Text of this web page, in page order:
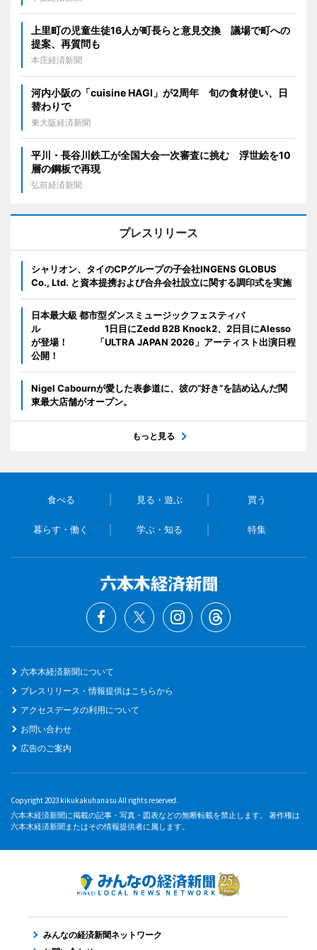
上里町の児童生徒16人が町長らと意見交換 議場で町への
提案、再質問も
本庄経済新聞
河内小阪の「cuisine HAGI」が2周年 旬の食材使い、日
替わりで
東大阪経済新聞
平川・長谷川鉄工が全国大会一次審査に挑む 浮世絵を10
層の鋼板で再現
弘前経済新聞
プレスリリース
シャリオン、タイのCPグループの子会社INGENS GLOBUS
Co., Ltd. と資本提携および合弁会社設立に関する調印式を実施
日本最大級 都市型ダンスミュージックフェスティバ
ル 1日目にZedd B2B Knock2、2日目にAlesso
が登場！ 「ULTRA JAPAN 2026」アーティスト出演日程
公開！
Nigel Cabournが愛した表参道に、彼の“好き”を詰め込んだ関
東最大店舗がオープン。
もっと見る
食べる 見る・遊ぶ 買う
暮らす・働く 学ぶ・知る 特集
六本木経済新聞について
プレスリリース・情報提供はこちらから
アクセスデータの利用について
お問い合わせ
広告のご案内
Copyright 2023 kikukakuhanasu All rights reserved.
六本木経済新聞に掲載の記事・写真・図表などの無断転載を禁止します。 著作権は
六本木経済新聞またはその情報提供者に属します。
みんなの経済新聞ネットワーク